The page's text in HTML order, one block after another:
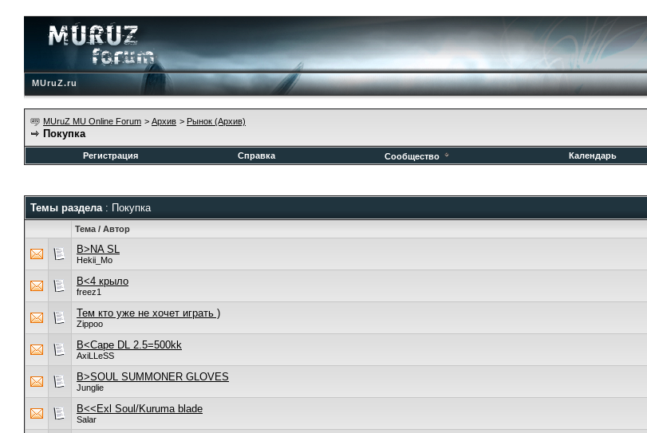
MUruZ.ru
MUruZ MU Online Forum > Архив > Рынок (Архив)
Покупка
Регистрация
Справка Сообщество Календарь
Темы раздела: Покупка
Тема / Автор
B>NA SL
Hekii_Mo
B<4 крыло
freez1
Тем кто уже не хочет играть )
Zippoo
B<Cape DL 2.5=500kk
AxiLLeSS
B>SOUL SUMMONER GLOVES
Junglie
B<<Exl Soul/Kuruma blade
Salar